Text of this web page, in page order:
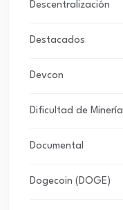
Descentralización
Destacados
Devcon
Dificultad de Minería
Documental
Dogecoin (DOGE)